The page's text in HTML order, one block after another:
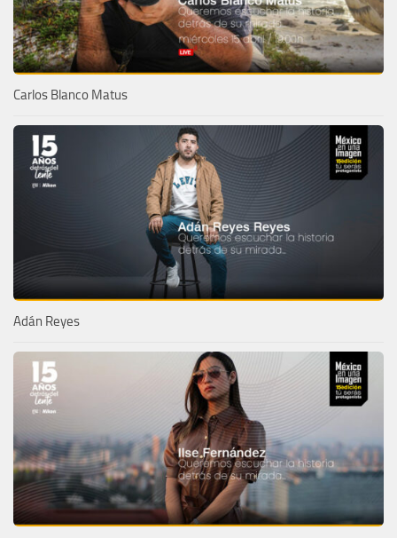
Carlos Blanco Matus
Adán Reyes